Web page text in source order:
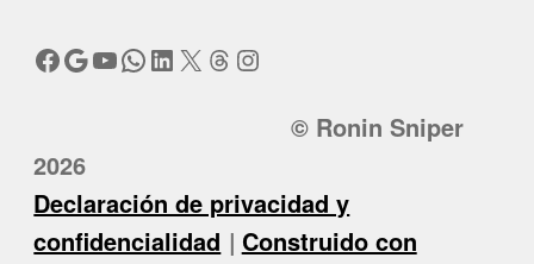
Facebook
Google
YouTube
WhatsApp
LinkedIn
X Threads
Instagram
© Ronin Sniper
2026
Declaración de privacidad y
confidencialidad
Construido con